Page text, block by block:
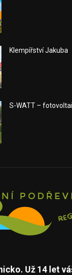
Klempířství Jakuba
S-WATT –
Už 14 let